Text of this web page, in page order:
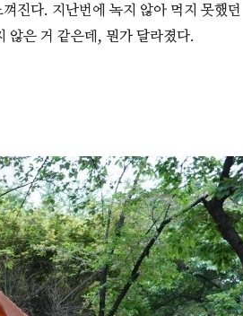
진다. 지난번에 녹지 않아 먹지 못했던
않은 거 같은데, 뭔가 달라졌다.